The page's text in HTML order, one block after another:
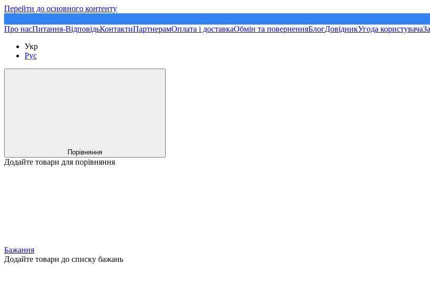
Перейти до основного контенту
Про насПитання-ВідповідьКонтактиПартнерамОплата і доставкаОбмін та поверненняБлогДовідникУгода користувача
Укр
Рус
Порівняння
Додайте товари для порівняння
Бажання
Додайте товари до списку бажань